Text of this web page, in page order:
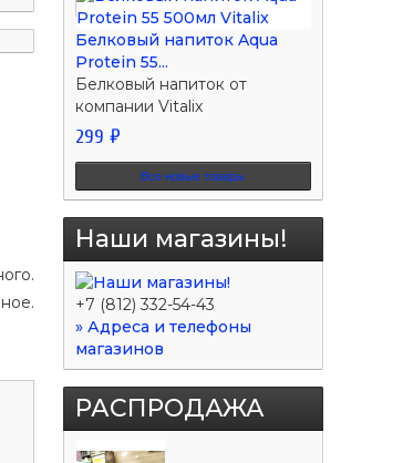
Белковый напиток Aqua
Protein 55...
Белковый напиток от
компании Vitalix
299 ₽
Все новые товары
Наши магазины!
+7 (812) 332-54-43
» Адреса и телефоны
магазинов
РАСПРОДАЖА